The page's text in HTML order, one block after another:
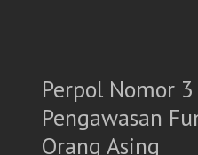
Perpol Nomor
Pengawasan
Orang Asing